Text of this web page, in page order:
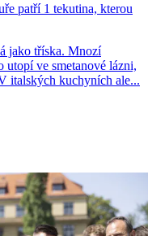
patří 1 tekutina, kterou
jako tříska. Mnozí
utopí ve smetanové lázni,
italských kuchyních ale...